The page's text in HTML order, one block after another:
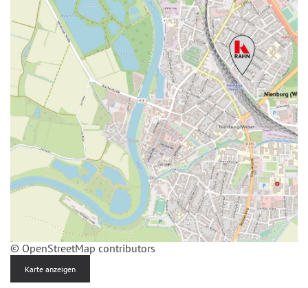
© OpenStreetMap contributors
Karte anzeigen